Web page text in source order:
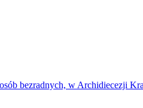
bezradnych, w Archidiecezji